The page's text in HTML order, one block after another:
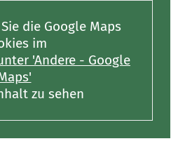
die Google Maps
im
'Andere - Google
zu sehen